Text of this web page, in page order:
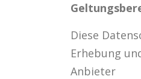
Diese
Erhebung
Anbieter